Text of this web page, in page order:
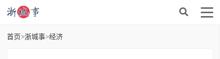
首页>浙城事>经济